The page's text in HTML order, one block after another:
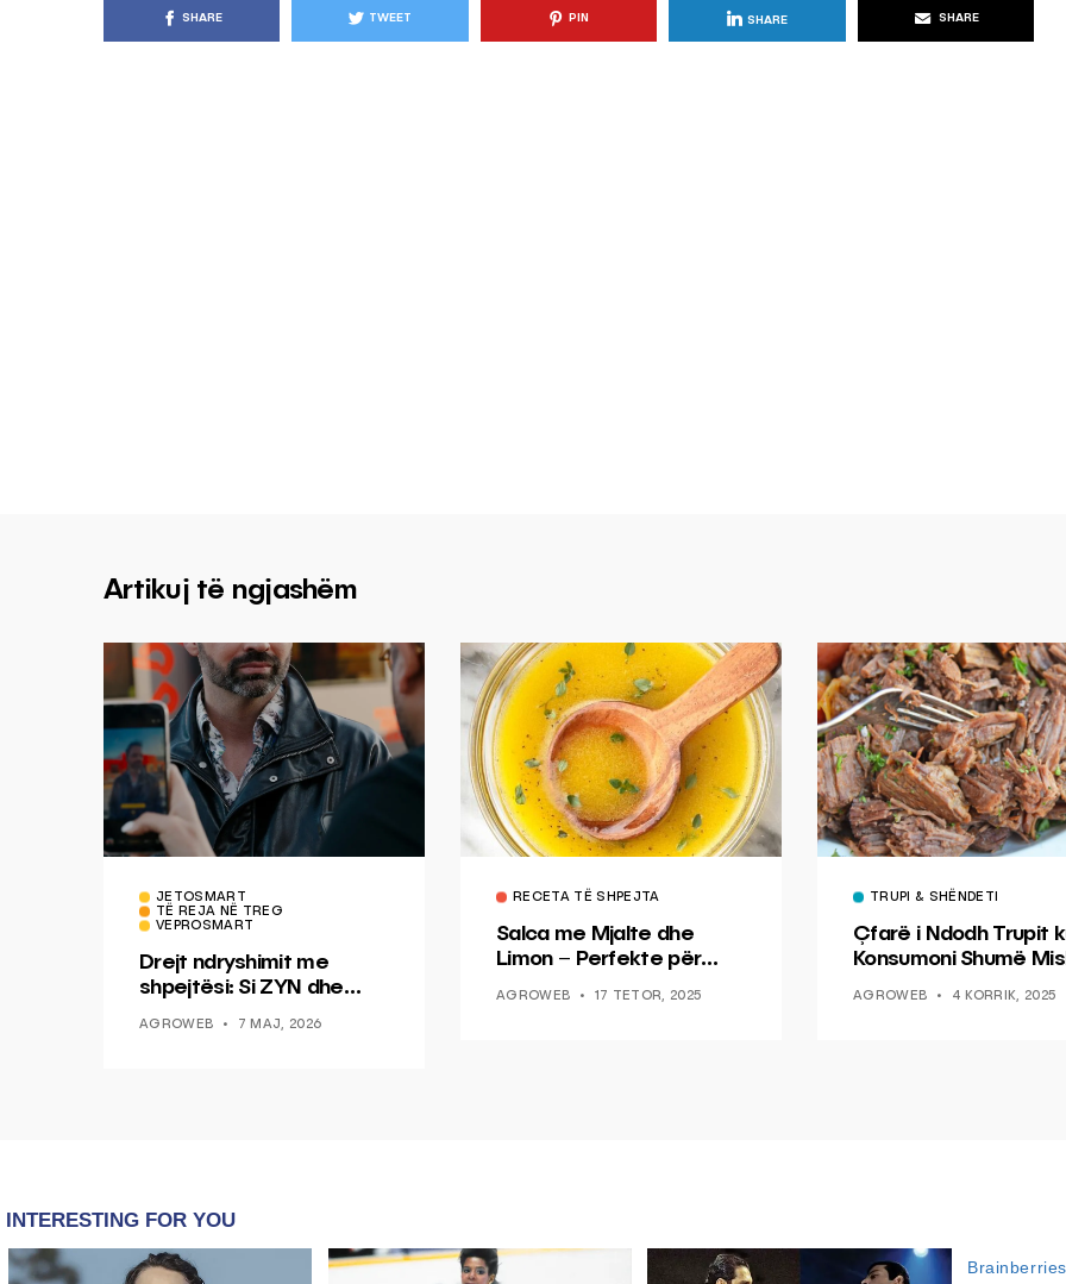
SHARE TWEET PIN SHARE SHARE
Artikuj të ngjashëm
JETOSMART
TË REJA NË TREG
VEPROSMART
Drejt ndryshimit me
shpejtësi: Si ZYN dhe
epokë të re pa tym
AGROWEB 7 MAJ, 2026
RECETA TË SHPEJTA
Salca me Mjalte dhe
Limon – Perfekte për
AGROWEB 17 TETOR, 2025
TRUPI & SHËNDETI
Çfarë i Ndodh Trupit
Konsumoni Shumë
AGROWEB 4 KORRIK, 2025